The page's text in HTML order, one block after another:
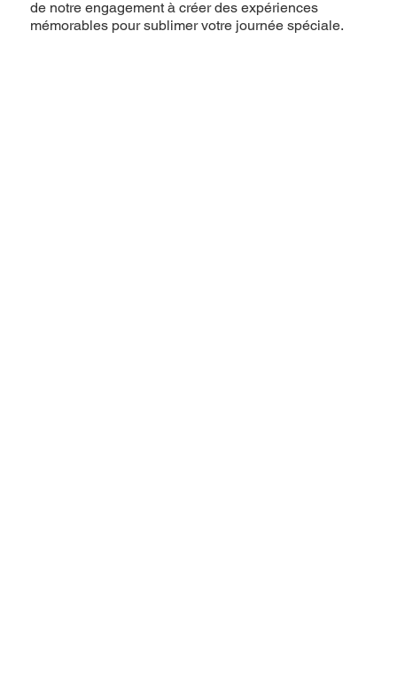
de notre engagement à créer des expériences
mémorables pour sublimer votre journée spéciale.